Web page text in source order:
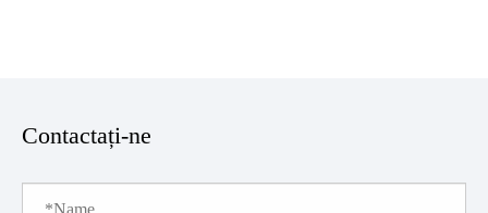
Contactați-ne